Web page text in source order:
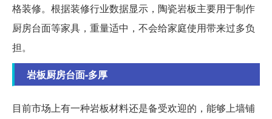
格装修。根据装修行业数据显示，陶瓷岩板主要用于制作
厨房台面等家具，重量适中，不会给家庭使用带来过多负
担。
岩板厨房台面-多厚
目前市场上有一种岩板材料还是备受欢迎的，能够上墙铺